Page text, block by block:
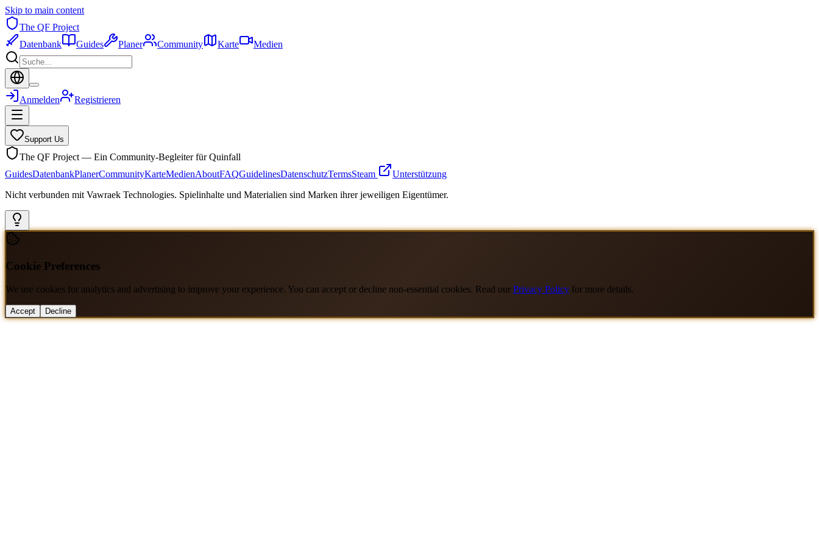
Skip to main content
The QF Project
Datenbank
Guides Planer Community Karte Medien
Anmelden Registrieren
Support Us
The QF Project — Ein Community-Begleiter für Quinfall
GuidesDatenbankPlanerCommunityKarteMedienAboutFAQGuidelinesDatenschutzTermsSteam
Unterstützung
Nicht verbunden mit Vawraek Technologies. Spielinhalte und Materialien sind Marken ihrer jeweiligen Eigentümer.
Cookie Preferences
We use cookies for analytics and advertising to improve your experience. You can accept or decline non-essential cookies. Read our Privacy Policy for more details.
Accept Decline